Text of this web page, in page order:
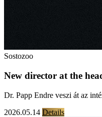
Sostozoo
New director at the
Dr. Papp Endre veszi át az
2026.05.14 Details